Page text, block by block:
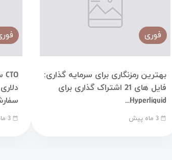
فوری
بهترین رمزنگاری برای سرمایه گذاری:
فایل های 21 اشتراک گذاری برای
Hyperliquid…
date_range 3 ماه پیش date_range 3 ماه پیش